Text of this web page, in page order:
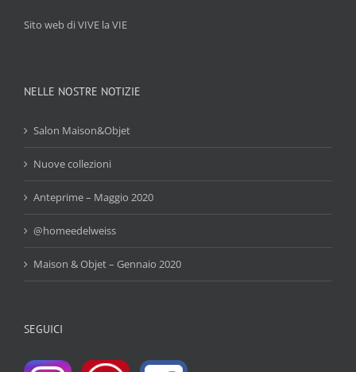
Sito web di VIVE la VIE
NELLE NOSTRE NOTIZIE
Salon Maison&Objet
Nuove collezioni
Anteprime – Maggio 2020
@homeedelweiss
Maison & Objet – Gennaio 2020
SEGUICI